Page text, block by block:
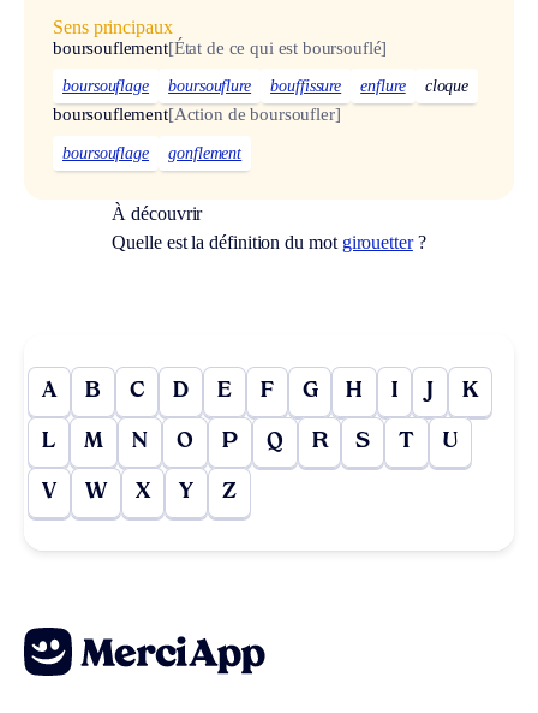
Sens principaux
boursouflement[État de ce qui est boursouflé]
boursouflage boursouflure bouffissure enflure cloque
boursouflement[Action de boursoufler]
boursouflage gonflement
À découvrir
Quelle est la définition du mot girouetter?
A B C D E F G H I J K
L M N O P Q R S T U
V W X Y Z